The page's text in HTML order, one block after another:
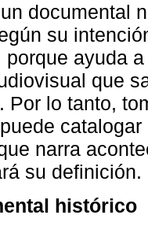
documental
su
porque ayuda
que
Por lo tanto,
narra
su definición.
histórico